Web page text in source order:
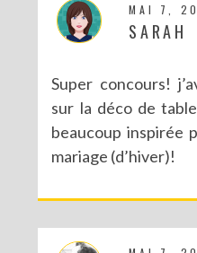
MAI 7,
SARAH
Super concours!
sur la déco de
beaucoup inspirée
mariage (d’hiver)!